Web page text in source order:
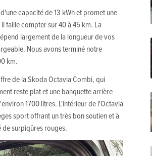
capacité de 13 kWh et promet une
faille compter sur 40 à 45 km. La
largement de la longueur de vos
Nous avons terminé notre
km.
de la Skoda Octavia Combi, qui
reste plat et une banquette arrière
1700 litres. L'intérieur de l'Octavia
sport offrant un très bon soutien et à
surpiqûres rouges.